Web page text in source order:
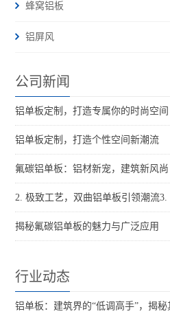
蜂窝铝板
铝屏风
公司新闻
铝单板定制，打造专属你的时尚空间
铝单板定制，打造个性空间新潮流
氟碳铝单板：铝材新宠，建筑新风尚
揭秘氟碳铝单板的魅力与广泛应用
行业动态